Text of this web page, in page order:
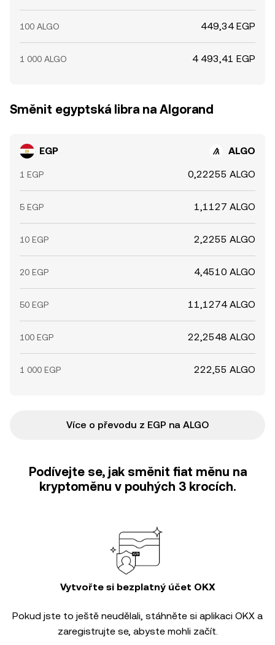
100 ALGO 449,34 EGP
1 000 ALGO 4 493,41 EGP
Směnit egyptská libra na Algorand
EGP ALGO
1 EGP 0,22255 ALGO
5 EGP 1,1127 ALGO
10 EGP 2,2255 ALGO
20 EGP 4,4510 ALGO
50 EGP 11,1274 ALGO
100 EGP 22,2548 ALGO
1 000 EGP 222,55 ALGO
Více o převodu z EGP na ALGO
Podívejte se, jak směnit fiat měnu na
kryptoměnu v pouhých 3 krocích.
Vytvořte si bezplatný účet OKX
Pokud jste to ještě neudělali, stáhněte si aplikaci OKX a
zaregistrujte se, abyste mohli začít.